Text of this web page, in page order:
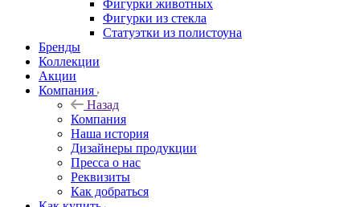
Фигурки животных
Фигурки из стекла
Статуэтки из полистоуна
Бренды
Коллекции
Акции
Компания
Назад
Компания
Наша история
Дизайнеры продукции
Пресса о нас
Реквизиты
Как добраться